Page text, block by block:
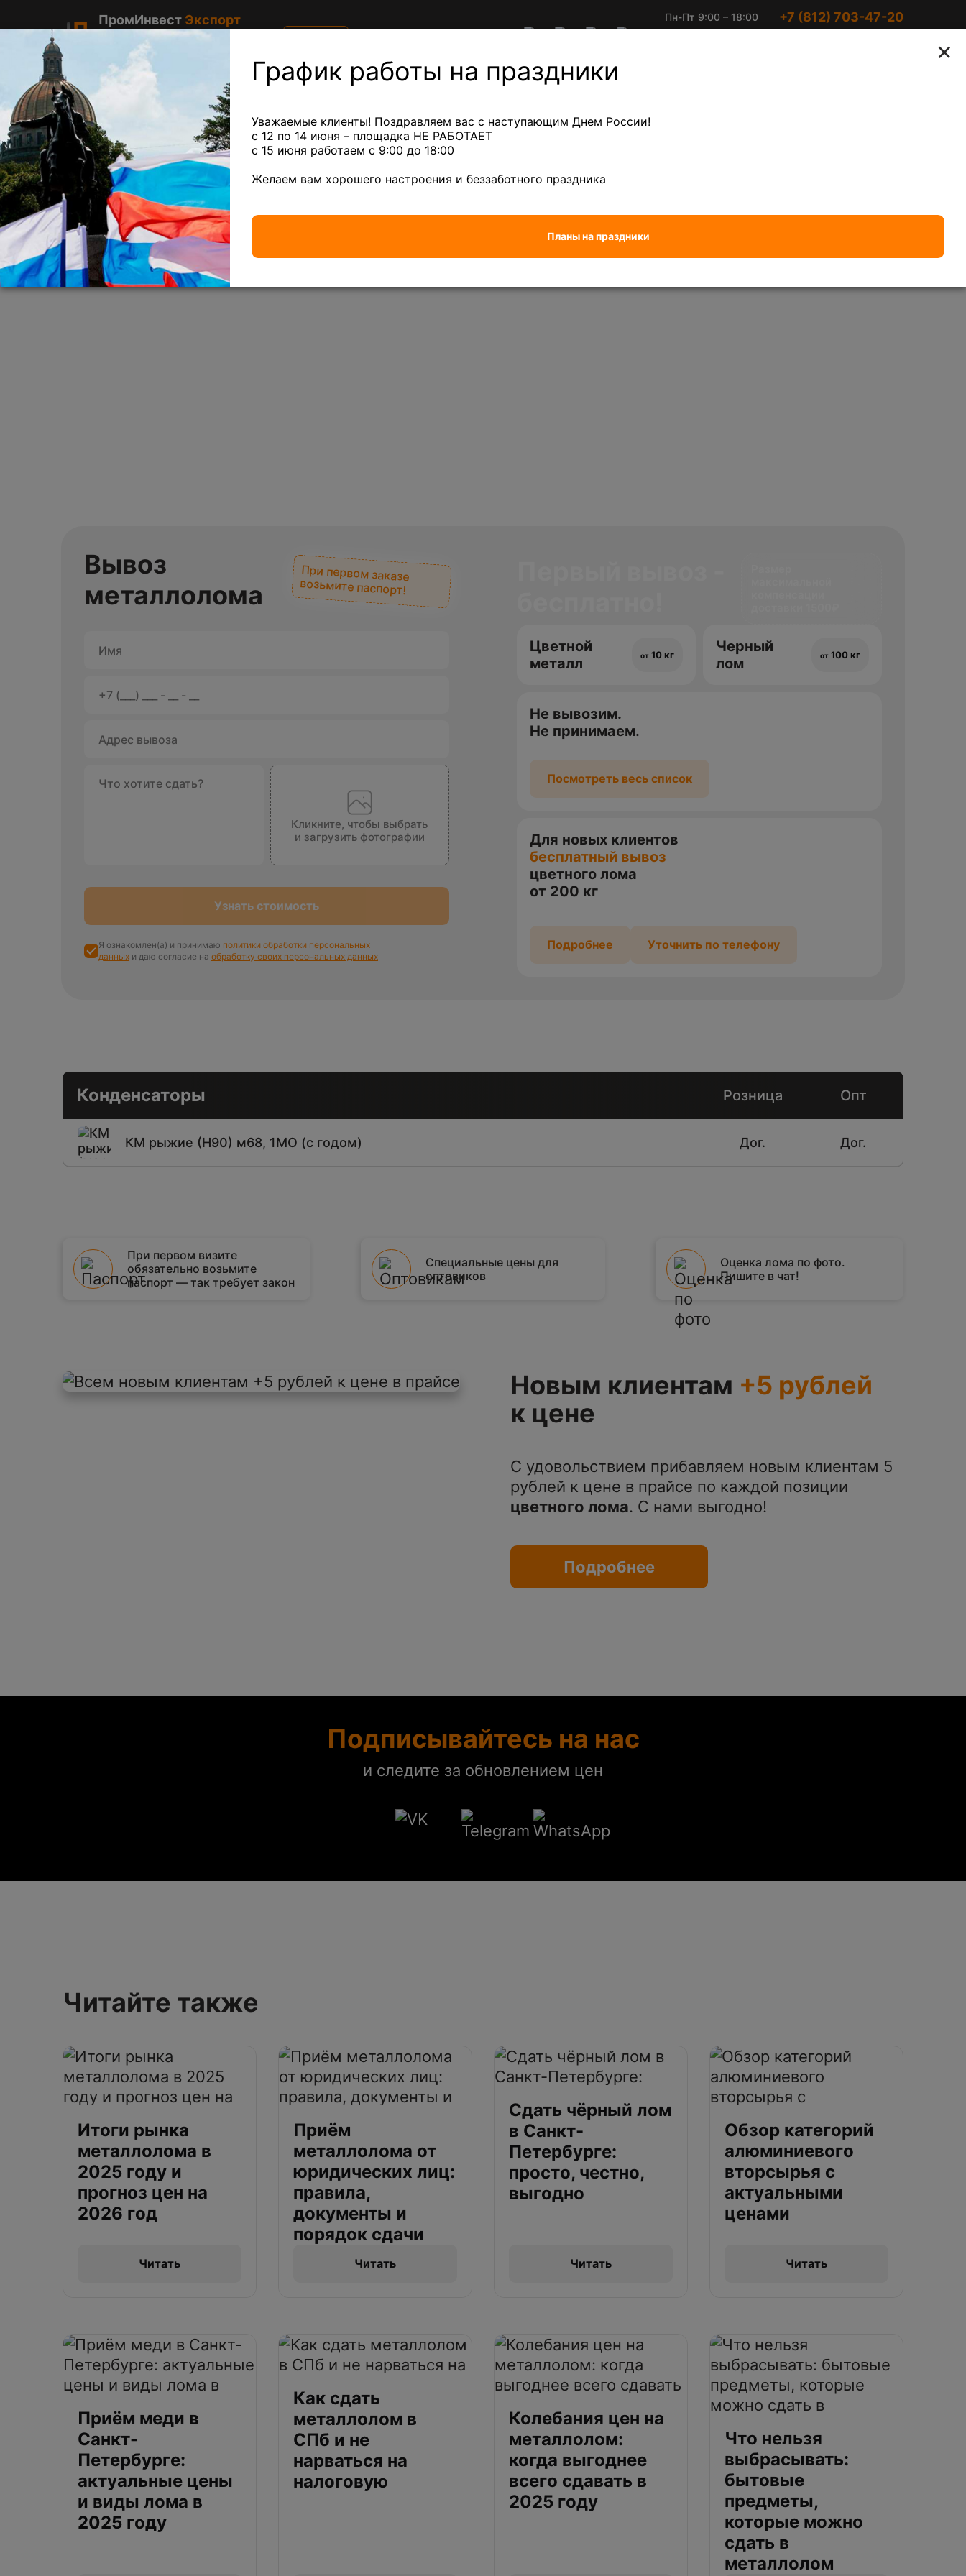
ПромИнвест Экспорт
Приём цветного, электронного и
ювелирного лома в Санкт-
Петербурге
Пн-Пт 9:00 – 18:00
+7 (812) 703-47-20
Цветной лом Аккумуляторы
Радиаторы с медной трубкой— 310 ₽/кг
Главная Электронный лом
КМ рыжие (Н90) м68, 1МО (с годом)
Вывоз
металлолома
При первом заказе
возьмите паспорт!
Кликните, чтобы выбрать
и загрузить фотографии
Узнать стоимость
Я ознакомлен(а) и принимаю политики обработки персональных
данных и даю согласие на обработку своих персональных данных
Цветной
металл
от 10 кг
Черный
лом
от 100 кг
Не вывозим.
Не принимаем.
Посмотреть весь список
Для новых клиентов
бесплатный вывоз
цветного лома
от 200 кг
Подробнее Уточнить по телефону
Конденсаторы Розница Опт
КМ рыжие (Н90) м68, 1МО (с годом) Дог. Дог.
При первом визите
обязательно возьмите
паспорт — так требует закон
Специальные цены для
оптовиков
Оценка лома по фото.
Пишите в чат!
Новым клиентам +5 рублей
к цене
С удовольствием прибавляем новым клиентам 5
рублей к цене в прайсе по каждой позиции
цветного лома. С нами выгодно!
Подробнее
Подписывайтесь на нас
и следите за обновлением цен
Читайте также
Итоги рынка
металлолома в
2025 году и
прогноз цен на
2026 год
Читать
Приём
металлолома от
юридических лиц:
правила,
документы и
порядок сдачи
Читать
Сдать чёрный лом
в Санкт-
Петербурге:
просто, честно,
выгодно
Читать
Обзор категорий
алюминиевого
вторсырья с
актуальными
ценами
Читать
Приём меди в
Санкт-
Петербурге:
актуальные цены
и виды лома в
2025 году
Как сдать
металлолом в
СПб и не
нарваться на
налоговую
Колебания цен на
металлолом:
когда выгоднее
всего сдавать в
2025 году
Что нельзя
выбрасывать:
бытовые
предметы,
которые можно
сдать в
металлолом
График работы на праздники
Уважаемые клиенты! Поздравляем вас с наступающим Днем России!
с 12 по 14 июня – площадка НЕ РАБОТАЕТ
c 15 июня работаем с 9:00 до 18:00
Желаем вам хорошего настроения и беззаботного праздника
Планы на праздники
×